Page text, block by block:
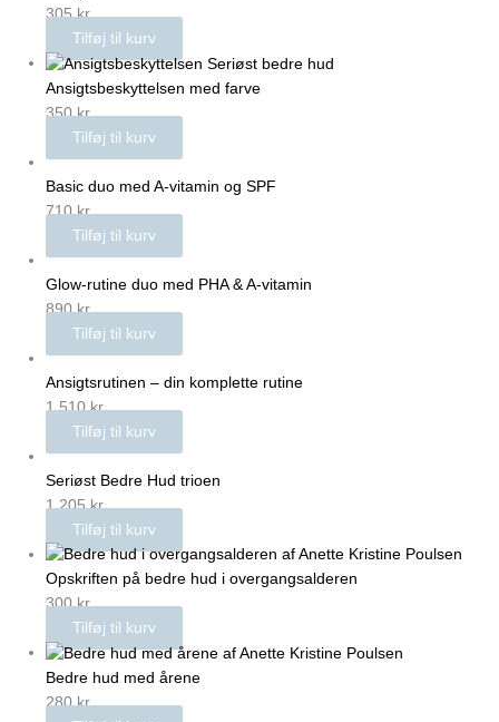
305kr.
Tilføj til kurv
Ansigtsbeskyttelsen med farve
350kr.
Tilføj til kurv
Basic duo med A-vitamin og SPF
710kr.
Tilføj til kurv
Glow-rutine duo med PHA & A-vitamin
890kr.
Tilføj til kurv
Ansigtsrutinen – din komplette rutine
1.510kr.
Tilføj til kurv
Seriøst Bedre Hud trioen
1.205kr.
Tilføj til kurv
Opskriften på bedre hud i overgangsalderen
300kr.
Tilføj til kurv
Bedre hud med årene
280kr.